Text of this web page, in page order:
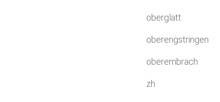
oberglatt
oberengstringen
oberembrach
zh